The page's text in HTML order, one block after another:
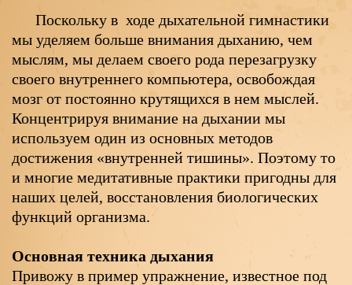
Поскольку в ходе дыхательной гимнастики
мы уделяем больше внимания дыханию, чем
мыслям, мы делаем своего рода перезагрузку
своего внутреннего компьютера, освобождая
мозг от постоянно крутящихся в нем мыслей.
Концентрируя внимание на дыхании мы
используем один из основных методов
достижения «внутренней тишины». Поэтому то
и многие медитативные практики пригодны для
наших целей, восстановления биологических
функций организма.
Основная техника дыхания
Привожу в пример упражнение, известное под